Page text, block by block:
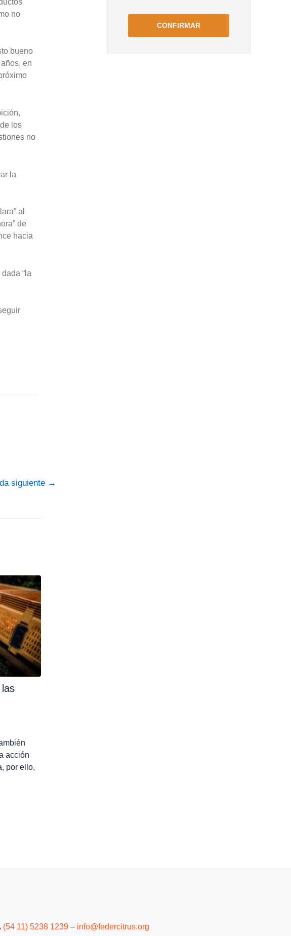
no
bueno
en
los
no
la
al
de
hacia
“la
siguiente →
acción
por ello,
(54 11) 5238 1239 – info@federcitrus.org